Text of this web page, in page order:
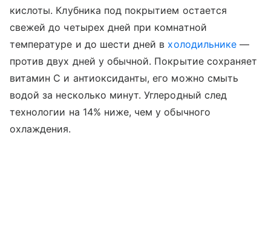
кислоты. Клубника под покрытием остается
свежей до четырех дней при комнатной
температуре и до шести дней в холодильнике —
против двух дней у обычной. Покрытие сохраняет
витамин С и антиоксиданты, его можно смыть
водой за несколько минут. Углеродный след
технологии на 14% ниже, чем у обычного
охлаждения.